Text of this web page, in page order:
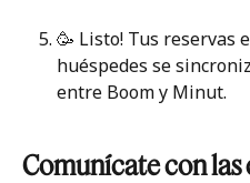
🥳 Listo! Tus reservas
huéspedes se
entre Boom y Minut.
Comunícate con las